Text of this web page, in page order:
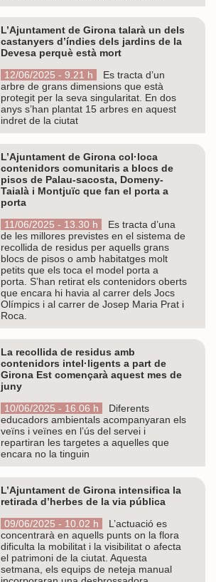
L’Ajuntament de Girona talarà un dels
castanyers d’índies dels jardins de la
Devesa perquè està mort
12/06/2025 - 9.21 h
Es tracta d’un
arbre de grans dimensions que està
protegit per la seva singularitat. En dos
anys s’han plantat 15 arbres en aquest
indret de la ciutat
L’Ajuntament de Girona col·loca
contenidors comunitaris a blocs de
pisos de Palau-sacosta, Domeny-
Taialà i Montjuïc que fan el porta a
porta
11/06/2025 - 13.30 h
Es tracta d’una
de les millores previstes en el sistema de
recollida de residus per aquells grans
blocs de pisos o amb habitatges molt
petits que els toca el model porta a
porta. S’han retirat els contenidors oberts
que encara hi havia al carrer dels Jocs
Olímpics i al carrer de Josep Maria Prat i
Roca.
La recollida de residus amb
contenidors intel·ligents a part de
Girona Est començarà aquest mes de
juny
10/06/2025 - 16.06 h
Diferents
educadors ambientals acompanyaran els
veïns i veïnes en l’ús del servei i
repartiran les targetes a aquelles que
encara no la tinguin
L’Ajuntament de Girona intensifica la
retirada d’herbes de la via pública
09/06/2025 - 10.02 h
L’actuació es
concentrarà en aquells punts on la flora
dificulta la mobilitat i la visibilitat o afecta
el patrimoni de la ciutat. Aquesta
setmana, els equips de neteja manual